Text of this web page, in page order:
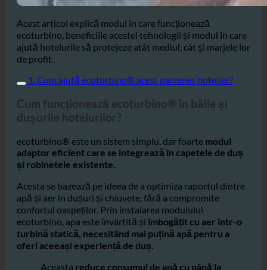
Acest articol explică modul în care funcționează
ecoturbino, beneficiile acestei tehnologii și modul în care
ajută hotelurile să protejeze atât mediul, cât și marjele lor
de profit.
1. Cum ajută ecoturbino® acest partener hotelier?
Cum funcționează ecoturbino® în băile și
dușurile hotelurilor?
ecoturbino® este un sistem simplu, dar foartemodul
adaptor eficient care se integrează în capetele de duș
și robinetele existente.
Acesta se bazează pe ideea de a optimiza raportul dintre
apă și aer în dușuri și chiuvete, fără a compromite
confortul oaspeților. Prin instalarea modulului
ecoturbino, apa este învârtită și îmbogățit cu aer într-o
turbină statică, necesitând mai puțină apă pentru a
oferi aceeași experiență de duș.